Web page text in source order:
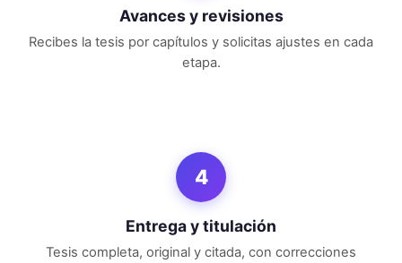
Avances y revisiones
Recibes la tesis por capítulos y solicitas ajustes en cada
etapa.
4
Entrega y titulación
Tesis completa, original y citada, con correcciones